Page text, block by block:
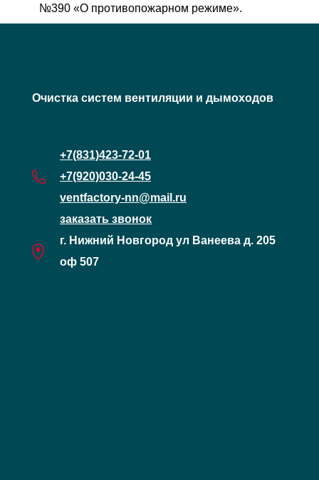
№390 «О противопожарном режиме».
Очистка систем вентиляции и дымоходов
+7(831)423-72-01
+7(920)030-24-45
ventfactory-nn@mail.ru
заказать звонок
г. Нижний Новгород ул Ванеева д. 205
оф 507